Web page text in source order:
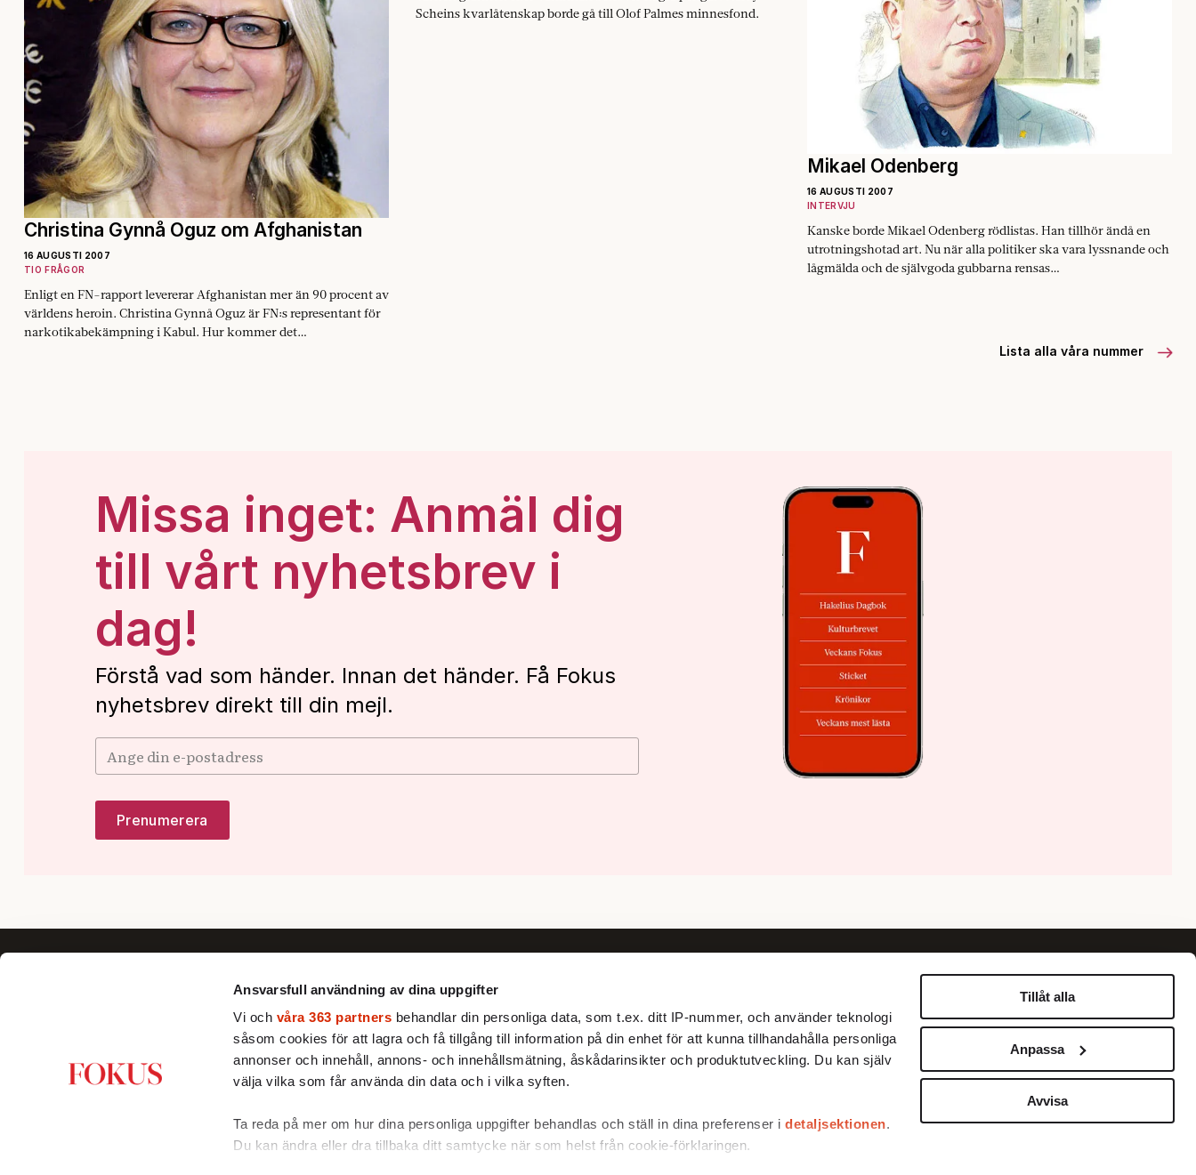
Ansvarsfull användning av dina uppgifter
Vi och våra 363 partners behandlar din personliga data, som t.ex. ditt IP-nummer, och använder teknologi
såsom cookies för att lagra och få tillgång till information på din enhet för att kunna tillhandahålla personliga
annonser och innehåll, annons- och innehållsmätning, åskådarinsikter och produktutveckling. Du kan själv
välja vilka som får använda din data och i vilka syften.
Ta reda på mer om hur dina personliga uppgifter behandlas och ställ in dina preferenser idetaljsektionen.
Du kan ändra eller dra tillbaka ditt samtycke när som helst från cookie-förklaringen.
Tillåt alla
Anpassa
Avvisa
Christina Gynnå Oguz om Afghanistan
16 AUGUSTI 2007
TIO FRÅGOR
Enligt en FN-rapport levererar Afghanistan mer än 90 procent av
världens heroin. Christina Gynnå Oguz är FN:s representant för
narkotikabekämpning i Kabul. Hur kommer det…
Scheins kvarlåtenskap borde gå till Olof Palmes minnesfond.
Mikael Odenberg
16 AUGUSTI 2007
INTERVJU
Kanske borde Mikael Odenberg rödlistas. Han tillhör ändå en
utrotningshotad art. Nu när alla politiker ska vara lyssnande och
lågmälda och de självgoda gubbarna rensas…
Lista alla våra nummer
Missa inget: Anmäl dig
till vårt nyhetsbrev i
dag!
Förstå vad som händer. Innan det händer. Få Fokus
nyhetsbrev direkt till din mejl.
Fokus förklarar, fördjupar och ger nya
perspektiv till dig som vill se bortom
det dagsaktuella och förstå Sverige
Facebook
X
Om Fokus
Annonsera
Prenumerera
Information
Personuppgiftspolicy
Betalningar med Klarna
Kundservice